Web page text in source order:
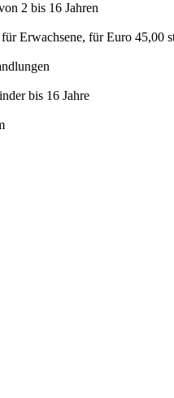
2 bis 16 Jahren
Erwachsene, für Euro 45,00
bis 16 Jahre